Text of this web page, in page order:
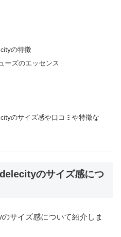
の特徴
ーズのエッセンス
のサイズ感や口コミや特徴な
のサイズ感につ
サイズ感について紹介しま